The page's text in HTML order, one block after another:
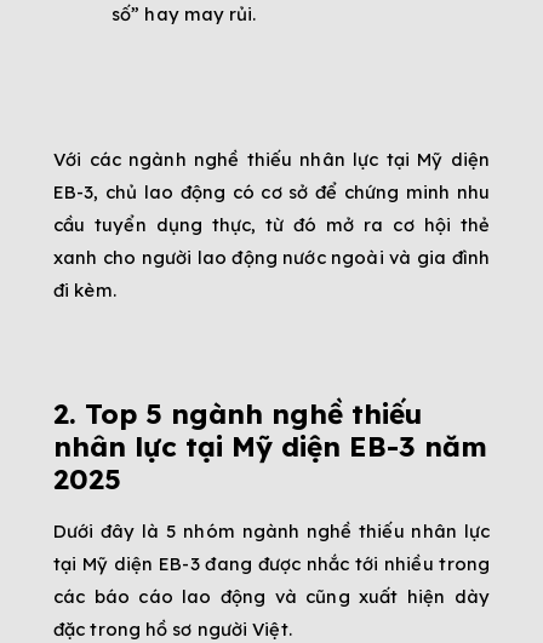
số” hay may rủi.
Với các ngành nghề thiếu nhân lực tại Mỹ diện
EB-3, chủ lao động có cơ sở để chứng minh nhu
cầu tuyển dụng thực, từ đó mở ra cơ hội thẻ
xanh cho người lao động nước ngoài và gia đình
đi kèm.
2. Top 5 ngành nghề thiếu
nhân lực tại Mỹ diện EB-3 năm
2025
Dưới đây là 5 nhóm ngành nghề thiếu nhân lực
tại Mỹ diện EB-3 đang được nhắc tới nhiều trong
các báo cáo lao động và cũng xuất hiện dày
đặc trong hồ sơ người Việt.